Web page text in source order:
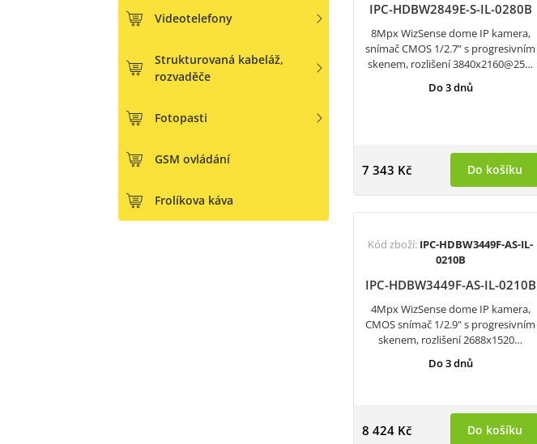
Videotelefony
Strukturovaná kabeláž,
rozvaděče
Fotopasti
GSM ovládání
Frolíkova káva
IPC-HDBW2849E-S-IL-0280B
8Mpx WizSense dome IP kamera,
snímač CMOS 1/2.7” s progresivním
skenem, rozlišení 3840x2160@25…
Do 3 dnů
7 343 Kč Do košíku
Kód zboží: IPC-HDBW3449F-AS-IL-
0210B
IPC-HDBW3449F-AS-IL-0210B
4Mpx WizSense dome IP kamera,
CMOS snímač 1/2.9" s progresivním
skenem, rozlišení 2688x1520…
Do 3 dnů
8 424 Kč Do košíku